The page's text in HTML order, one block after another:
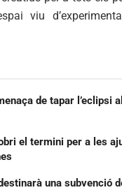
viu
de tapar l’eclipsi
el termini per a les
una subvenció